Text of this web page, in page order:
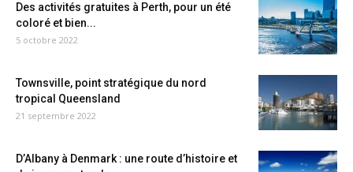
Des activités gratuites à Perth, pour un été
coloré et bien...
5 octobre 2022
Townsville, point stratégique du nord
tropical Queensland
21 septembre 2022
D’Albany à Denmark : une route d’histoire et